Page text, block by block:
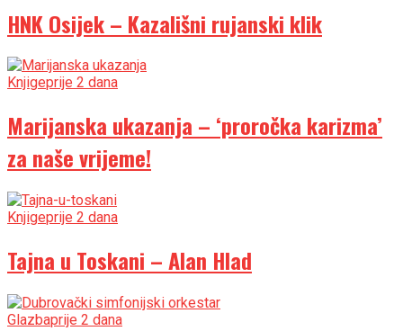
HNK Osijek – Kazališni rujanski klik
Knjigeprije 2 dana
Marijanska ukazanja – ‘proročka karizma’
za naše vrijeme!
Knjigeprije 2 dana
Tajna u Toskani – Alan Hlad
Glazbaprije 2 dana